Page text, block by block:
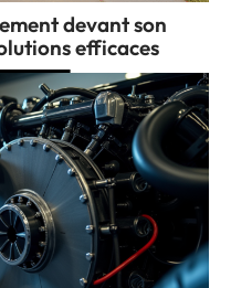
devant son
efficaces